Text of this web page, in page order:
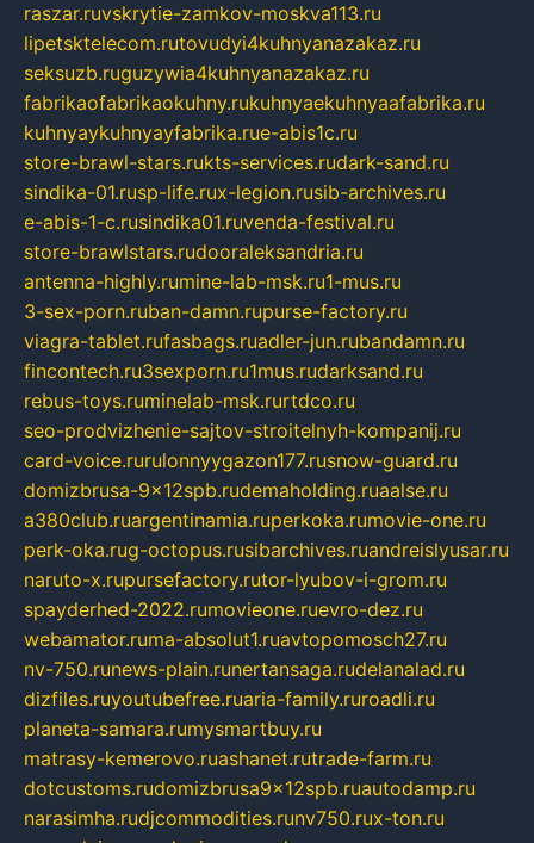
raszar.ruvskrytie-zamkov-moskva113.ru
lipetsktelecom.rutovudyi4kuhnyanazakaz.ru
seksuzb.ruguzywia4kuhnyanazakaz.ru
fabrikaofabrikaokuhny.rukuhnyaekuhnyaafabrika.ru
kuhnyaykuhnyayfabrika.rue-abis1c.ru
store-brawl-stars.rukts-services.rudark-sand.ru
sindika-01.rusp-life.rux-legion.rusib-archives.ru
e-abis-1-c.rusindika01.ruvenda-festival.ru
store-brawlstars.rudooraleksandria.ru
antenna-highly.rumine-lab-msk.ru1-mus.ru
3-sex-porn.ruban-damn.rupurse-factory.ru
viagra-tablet.rufasbags.ruadler-jun.rubandamn.ru
fincontech.ru3sexporn.ru1mus.rudarksand.ru
rebus-toys.ruminelab-msk.rurtdco.ru
seo-prodvizhenie-sajtov-stroitelnyh-kompanij.ru
card-voice.rurulonnyygazon177.rusnow-guard.ru
domizbrusa-9x12spb.rudemaholding.ruaalse.ru
a380club.ruargentinamia.ruperkoka.rumovie-one.ru
perk-oka.rug-octopus.rusibarchives.ruandreislyusar.ru
naruto-x.rupursefactory.rutor-lyubov-i-grom.ru
spayderhed-2022.rumovieone.ruevro-dez.ru
webamator.ruma-absolut1.ruavtopomosch27.ru
nv-750.runews-plain.runertansaga.rudelanalad.ru
dizfiles.ruyoutubefree.ruaria-family.ruroadli.ru
planeta-samara.rumysmartbuy.ru
matrasy-kemerovo.ruashanet.rutrade-farm.ru
dotcustoms.rudomizbrusa9x12spb.ruautodamp.ru
narasimha.rudjcommodities.runv750.rux-ton.ru